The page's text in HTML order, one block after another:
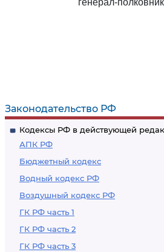
Законодательство РФ
Кодексы РФ в действующей
АПК РФ
Бюджетный кодекс
Водный кодекс РФ
Воздушный кодекс РФ
ГК РФ часть 1
ГК РФ часть 2
ГК РФ часть 3
генерал-